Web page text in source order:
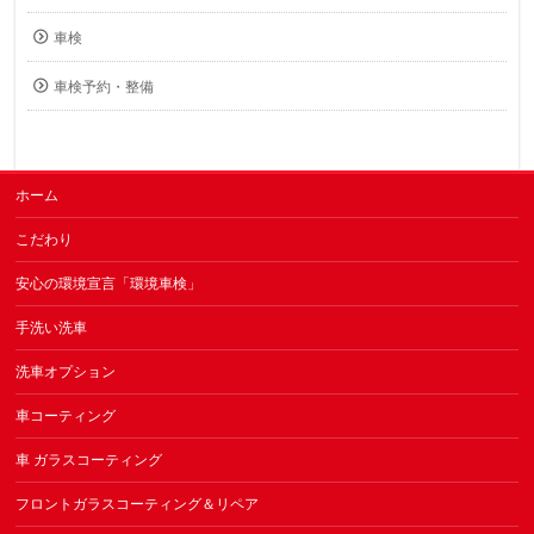
車検
車検予約・整備
ホーム
こだわり
安心の環境宣言「環境車検」
手洗い洗車
洗車オプション
車コーティング
車 ガラスコーティング
フロントガラスコーティング＆リペア